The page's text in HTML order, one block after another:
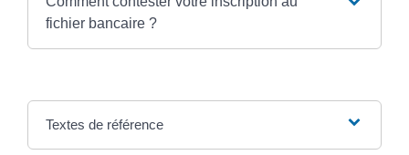
fichier bancaire ?
Textes de référence